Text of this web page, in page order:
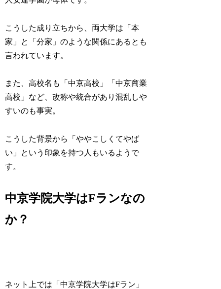
こうした成り立ちから、両大学は「本
家」と「分家」のような関係にあるとも
言われています。
また、高校名も「中京高校」「中京商業
高校」など、改称や統合があり混乱しや
すいのも事実。
こうした背景から「ややこしくてやば
い」という印象を持つ人もいるようで
す。
中京学院大学はFランなの
か？
ネット上では「中京学院大学はFラン」